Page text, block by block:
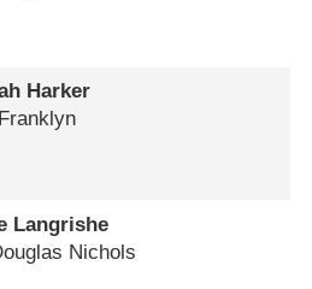
Harker
Langrishe
Nichols